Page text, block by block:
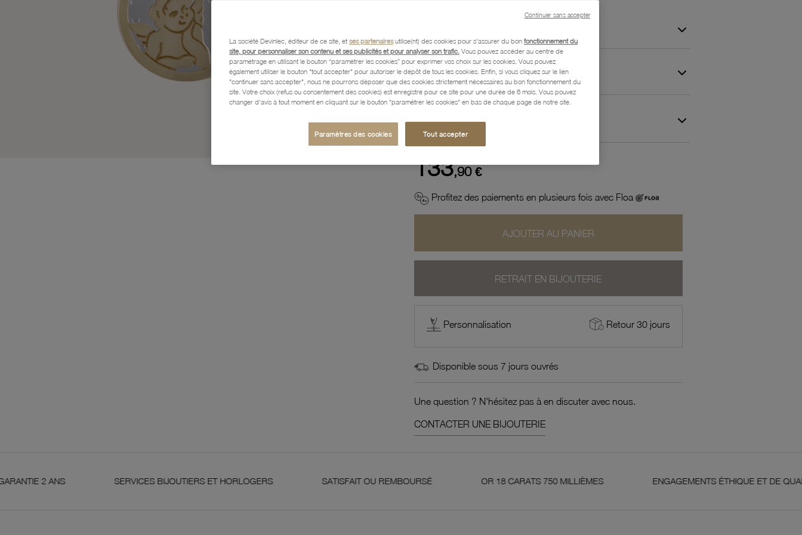
Caractéristiques détaillées
Paiement, Livraison, Retours et Garantie
133,90 €
Profitez des paiements en plusieurs fois avec Floa
AJOUTER AU PANIER
RETRAIT EN BIJOUTERIE
Personnalisation Retour 30 jours
Disponible sous 7 jours ouvrés
Une question ? N'hésitez pas à en discuter avec nous.
CONTACTER UNE BIJOUTERIE
SERVICES BIJOUTIERS ET HORLOGERS SATISFAIT OU REMBOURSÉ OR 18 CARATS 750 MILLIÈMES ENGAGEMENTS ÉTHIQUE ET DE QUALITÉ
La société Devinlec, éditeur de ce site, et ses partenairesutilise(nt) des cookies pour s'assurer du bon fonctionnement du
site, pour personnaliser son contenu et ses publicités et pour analyser son trafic. Vous pouvez accéder au centre de
paramétrage en utilisant le bouton “paramétrer les cookies” pour exprimer vos choix sur les cookies. Vous pouvez
également utiliser le bouton "tout accepter" pour autoriser le dépôt de tous les cookies. Enfin, si vous cliquez sur le lien
"continuer sans accepter", nous ne pourrons déposer que des cookies strictement nécessaires au bon fonctionnement du
site. Votre choix (refus ou consentement des cookies) est enregistré pour ce site pour une durée de 6 mois. Vous pouvez
changer d'avis à tout moment en cliquant sur le bouton "paramétrer les cookies" en bas de chaque page de notre site.
Paramètres des cookies Tout accepter
Continuer sans accepter